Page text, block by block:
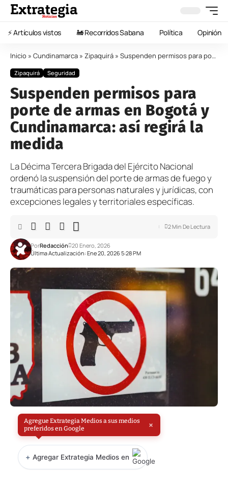
⚡️ Artículos vistos 🚂 Recorridos Sabana Política Opinión
Inicio » Cundinamarca » Zipaquirá » Suspenden permisos para porte de armas en Bogotá y Cundinamarca: así regirá la medida
Zipaquirá Seguridad
Suspenden permisos para
porte de armas en Bogotá y
Cundinamarca: así regirá la
medida
La Décima Tercera Brigada del Ejército Nacional
ordenó la suspensión del porte de armas de fuego y
traumáticas para personas naturales y jurídicas, con
excepciones legales y territoriales específicas.
Última Actualización: Ene 20, 2026 5:28 PM
PorRedacción 20 Enero, 2026
2 Min De Lectura
Agregue Extrategia Medios a sus medios
preferidos en Google
×
+ Agregar Extrategia Medios en